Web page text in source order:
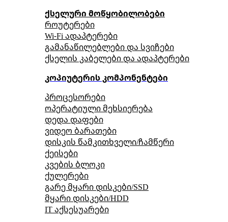
ქსელური მოწყობილობები
როუტერები
Wi-Fi ადაპტერები
გამანაწილებლები და სვიჩები
ქსელის კაბელები და ადაპტერები
კოპიუტერის კომპონენტები
პროცესორები
ოპერატიული მეხსიერება
დედა დაფები
ვიდეო ბარათები
დისკის წამკითხველი/ჩამწერი
ქეისები
კვების ბლოკი
ქულერები
გარე მყარი დისკები/SSD
მყარი დისკები/HDD
IT აქსესუარები